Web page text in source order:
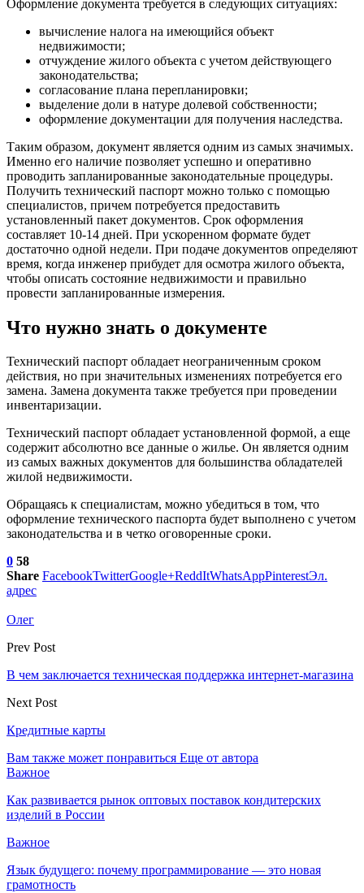
Оформление документа требуется в следующих ситуациях:
вычисление налога на имеющийся объект
недвижимости;
отчуждение жилого объекта с учетом действующего
законодательства;
согласование плана перепланировки;
выделение доли в натуре долевой собственности;
оформление документации для получения наследства.
Таким образом, документ является одним из самых значимых.
Именно его наличие позволяет успешно и оперативно
проводить запланированные законодательные процедуры.
Получить технический паспорт можно только с помощью
специалистов, причем потребуется предоставить
установленный пакет документов. Срок оформления
составляет 10-14 дней. При ускоренном формате будет
достаточно одной недели. При подаче документов определяют
время, когда инженер прибудет для осмотра жилого объекта,
чтобы описать состояние недвижимости и правильно
провести запланированные измерения.
Что нужно знать о документе
Технический паспорт обладает неограниченным сроком
действия, но при значительных изменениях потребуется его
замена. Замена документа также требуется при проведении
инвентаризации.
Технический паспорт обладает установленной формой, а еще
содержит абсолютно все данные о жилье. Он является одним
из самых важных документов для большинства обладателей
жилой недвижимости.
Обращаясь к специалистам, можно убедиться в том, что
оформление технического паспорта будет выполнено с учетом
законодательства и в четко оговоренные сроки.
0 58
Share FacebookTwitterGoogle+ReddItWhatsAppPinterestЭл.
адрес
Олег
Prev Post
В чем заключается техническая поддержка интернет-магазина
Next Post
Кредитные карты
Вам также может понравиться Еще от автора
Важное
Как развивается рынок оптовых поставок кондитерских
изделий в России
Важное
Язык будущего: почему программирование — это новая
грамотность